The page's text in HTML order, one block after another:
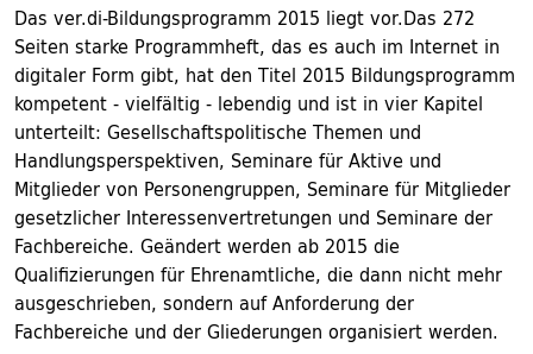
Das ver.di-Bildungsprogramm 2015 liegt vor.Das 272
Seiten starke Programmheft, das es auch im Internet in
digitaler Form gibt, hat den Titel 2015 Bildungsprogramm
kompetent - vielfältig - lebendig und ist in vier Kapitel
unterteilt: Gesellschaftspolitische Themen und
Handlungsperspektiven, Seminare für Aktive und
Mitglieder von Personengruppen, Seminare für Mitglieder
gesetzlicher Interessenvertretungen und Seminare der
Fachbereiche. Geändert werden ab 2015 die
Qualifizierungen für Ehrenamtliche, die dann nicht mehr
ausgeschrieben, sondern auf Anforderung der
Fachbereiche und der Gliederungen organisiert werden.